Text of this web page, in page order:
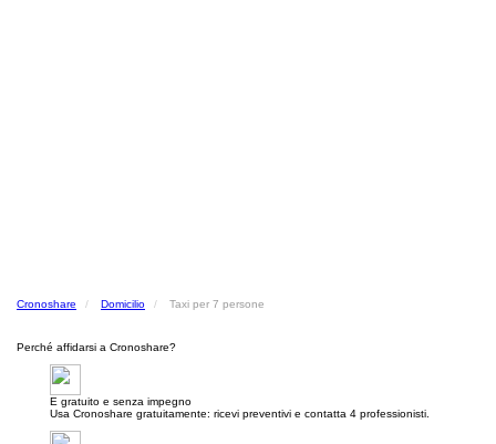
Cronoshare Domicilio Taxi per 7 persone
Perché affidarsi a Cronoshare?
E gratuito e senza impegno
Usa Cronoshare gratuitamente: ricevi preventivi e contatta 4 professionisti.